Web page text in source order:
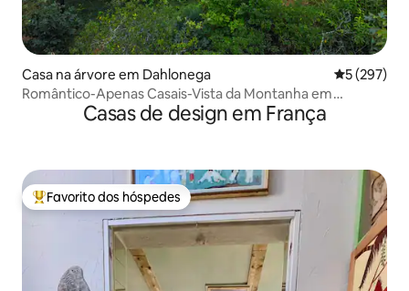
Casa na árvore em Dahlonega
5 (297)
Romântico-Apenas Casais-Vista da Montanha em
KindleRidgeCasas de design em França
Favoritos dos hóspedes mais apreciados
Favorito dos hóspedes